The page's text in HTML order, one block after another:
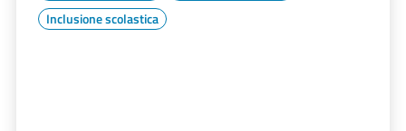
Inclusione scolastica